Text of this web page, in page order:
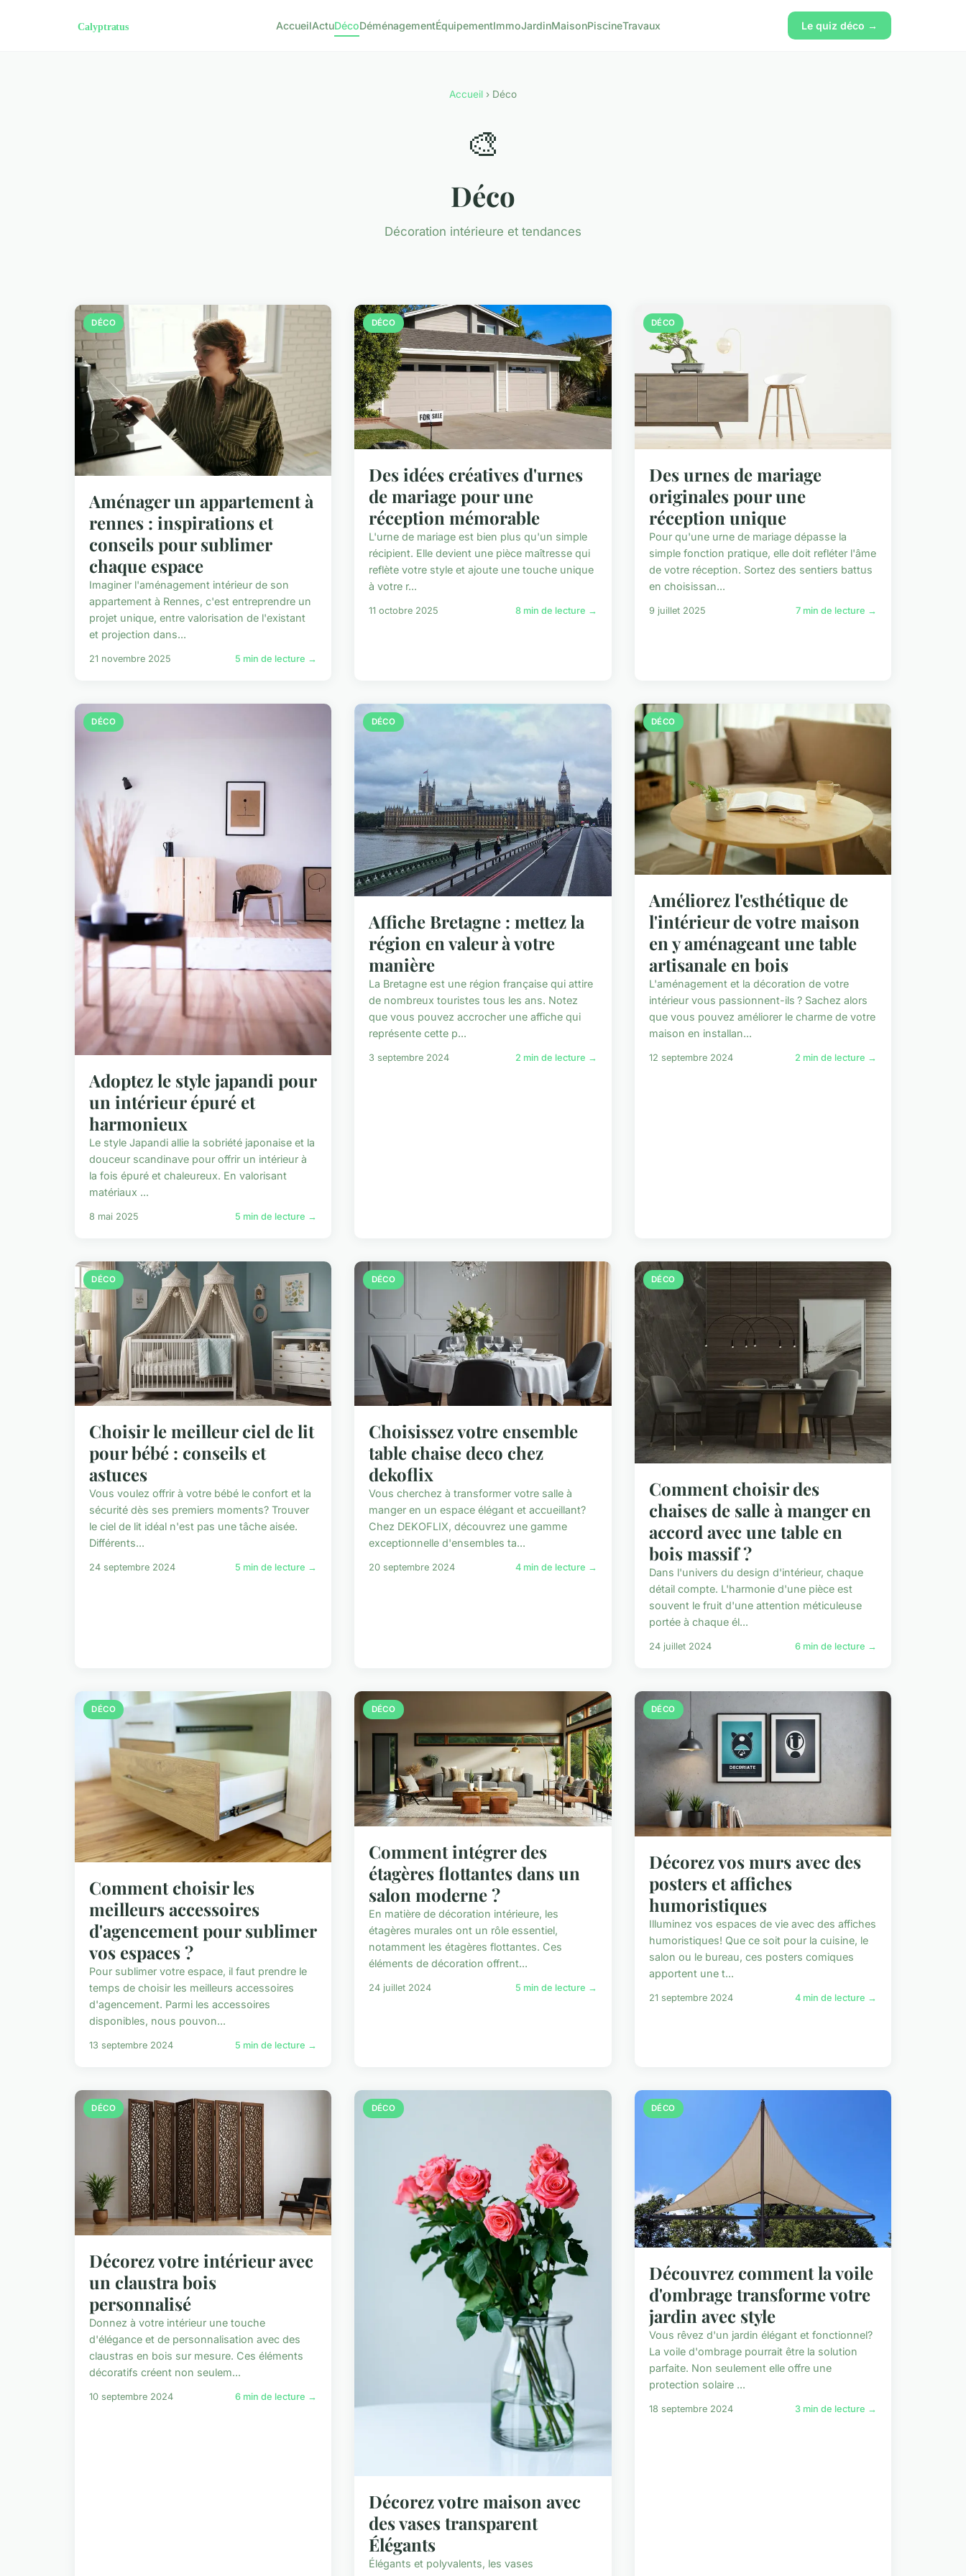
AccueilActuDécoDéménagementÉquipementImmoJardinMaisonPiscineTravaux Le quiz déco →
Accueil › Déco
🎨
Déco
Décoration intérieure et tendances
DÉCO
Aménager un appartement à
rennes : inspirations et
conseils pour sublimer
chaque espace
Imaginer l'aménagement intérieur de son
appartement à Rennes, c'est entreprendre un
projet unique, entre valorisation de l'existant
et projection dans...
21 novembre 2025 5 min de lecture →
DÉCO
Des idées créatives d'urnes
de mariage pour une
réception mémorable
L'urne de mariage est bien plus qu'un simple
récipient. Elle devient une pièce maîtresse qui
reflète votre style et ajoute une touche unique
à votre r...
11 octobre 2025 8 min de lecture →
DÉCO
Des urnes de mariage
originales pour une
réception unique
Pour qu'une urne de mariage dépasse la
simple fonction pratique, elle doit refléter l'âme
de votre réception. Sortez des sentiers battus
en choisissan...
9 juillet 2025 7 min de lecture →
DÉCO
Adoptez le style japandi pour
un intérieur épuré et
harmonieux
Le style Japandi allie la sobriété japonaise et la
douceur scandinave pour offrir un intérieur à
la fois épuré et chaleureux. En valorisant
matériaux ...
8 mai 2025 5 min de lecture →
DÉCO
Affiche Bretagne : mettez la
région en valeur à votre
manière
La Bretagne est une région française qui attire
de nombreux touristes tous les ans. Notez
que vous pouvez accrocher une affiche qui
représente cette p...
3 septembre 2024 2 min de lecture →
DÉCO
Améliorez l'esthétique de
l'intérieur de votre maison
en y aménageant une table
artisanale en bois
L'aménagement et la décoration de votre
intérieur vous passionnent-ils ? Sachez alors
que vous pouvez améliorer le charme de votre
maison en installan...
12 septembre 2024 2 min de lecture →
DÉCO
Choisir le meilleur ciel de lit
pour bébé : conseils et
astuces
Vous voulez offrir à votre bébé le confort et la
sécurité dès ses premiers moments? Trouver
le ciel de lit idéal n'est pas une tâche aisée.
Différents...
24 septembre 2024 5 min de lecture →
DÉCO
Choisissez votre ensemble
table chaise deco chez
dekoflix
Vous cherchez à transformer votre salle à
manger en un espace élégant et accueillant?
Chez DEKOFLIX, découvrez une gamme
exceptionnelle d'ensembles ta...
20 septembre 2024 4 min de lecture →
DÉCO
Comment choisir des
chaises de salle à manger en
accord avec une table en
bois massif ?
Dans l'univers du design d'intérieur, chaque
détail compte. L'harmonie d'une pièce est
souvent le fruit d'une attention méticuleuse
portée à chaque él...
24 juillet 2024 6 min de lecture →
DÉCO
Comment choisir les
meilleurs accessoires
d'agencement pour sublimer
vos espaces ?
Pour sublimer votre espace, il faut prendre le
temps de choisir les meilleurs accessoires
d'agencement. Parmi les accessoires
disponibles, nous pouvon...
13 septembre 2024 5 min de lecture →
DÉCO
Comment intégrer des
étagères flottantes dans un
salon moderne ?
En matière de décoration intérieure, les
étagères murales ont un rôle essentiel,
notamment les étagères flottantes. Ces
éléments de décoration offrent...
24 juillet 2024 5 min de lecture →
DÉCO
Décorez vos murs avec des
posters et affiches
humoristiques
Illuminez vos espaces de vie avec des affiches
humoristiques! Que ce soit pour la cuisine, le
salon ou le bureau, ces posters comiques
apportent une t...
21 septembre 2024 4 min de lecture →
DÉCO
Décorez votre intérieur avec
un claustra bois
personnalisé
Donnez à votre intérieur une touche
d'élégance et de personnalisation avec des
claustras en bois sur mesure. Ces éléments
décoratifs créent non seulem...
10 septembre 2024 6 min de lecture →
DÉCO
Décorez votre maison avec
des vases transparent
Élégants
Élégants et polyvalents, les vases
DÉCO
Découvrez comment la voile
d'ombrage transforme votre
jardin avec style
Vous rêvez d'un jardin élégant et fonctionnel?
La voile d'ombrage pourrait être la solution
parfaite. Non seulement elle offre une
protection solaire ...
18 septembre 2024 3 min de lecture →